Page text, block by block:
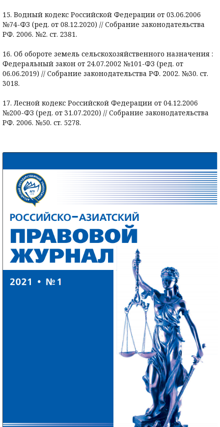
15. Водный кодекс Российской Федерации от 03.06.2006
№74-ФЗ (ред. от 08.12.2020) // Собрание законодательства
РФ. 2006. №2. ст. 2381.
16. Об обороте земель сельскохозяйственного назначения :
Федеральный закон от 24.07.2002 №101-ФЗ (ред. от
06.06.2019) // Собрание законодательства РФ. 2002. №30. ст.
3018.
17. Лесной кодекс Российской Федерации от 04.12.2006
№200-ФЗ (ред. от 31.07.2020) // Собрание законодательства
РФ. 2006. №50. ст. 5278.